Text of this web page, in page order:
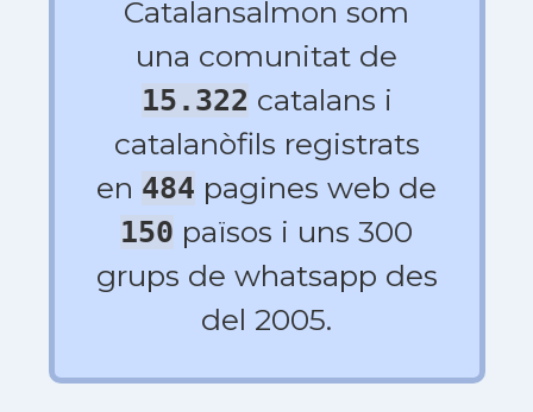
Catalansalmon som
una comunitat de
15.322 catalans i
catalanòfils registrats
en 484 pagines web de
150 països i uns 300
grups de whatsapp des
del 2005.